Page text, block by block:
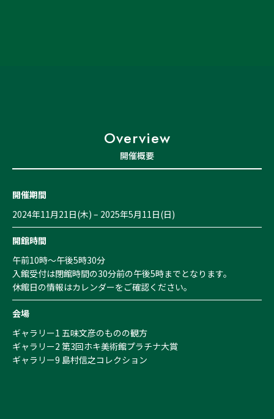
Overview
開催概要
開催期間
2024年11月21日(木) – 2025年5月11日(日)
開館時間
午前10時〜午後5時30分
入館受付は閉館時間の30分前の午後5時までとなります。
休館日の情報はカレンダーをご確認ください。
会場
ギャラリー1 五味文彦のものの観方
ギャラリー2 第3回ホキ美術館プラチナ大賞
ギャラリー9 島村信之コレクション